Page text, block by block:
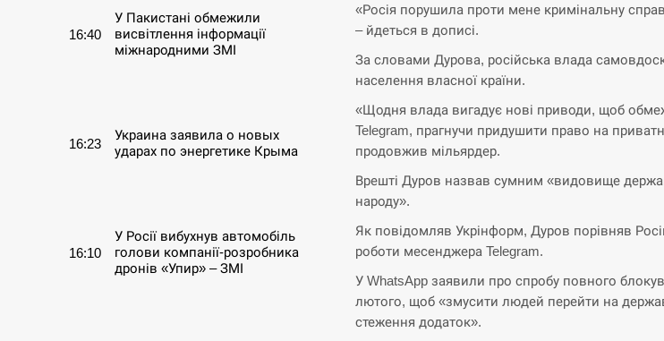
16:40
У Пакистані обмежили
висвітлення інформації
міжнародними ЗМІ
16:23
Украина заявила о новых
ударах по энергетике Крыма
16:10
У Росії вибухнув автомобіль
голови компанії-розробника
дронів «Упир» – ЗМІ
«Росія порушила проти мене кримінальну
– йдеться в дописі.
За словами Дурова, російська влада
населення власної країни.
«Щодня влада вигадує нові приводи, щоб
Telegram, прагнучи придушити право на
продовжив мільярдер.
Врешті Дуров назвав сумним «видовище
народу».
Як повідомляв Укрінформ, Дуров порівняв
роботи месенджера Telegram.
У WhatsApp заявили про спробу повного
лютого, щоб «змусити людей перейти на
стеження додаток».